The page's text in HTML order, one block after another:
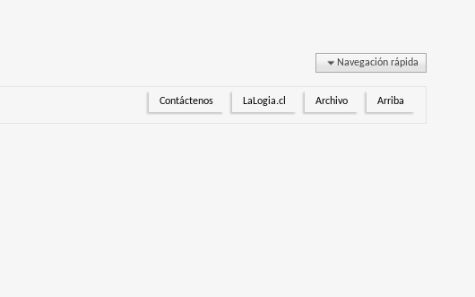
Navegación rápida
Contáctenos LaLogia.cl Archivo Arriba